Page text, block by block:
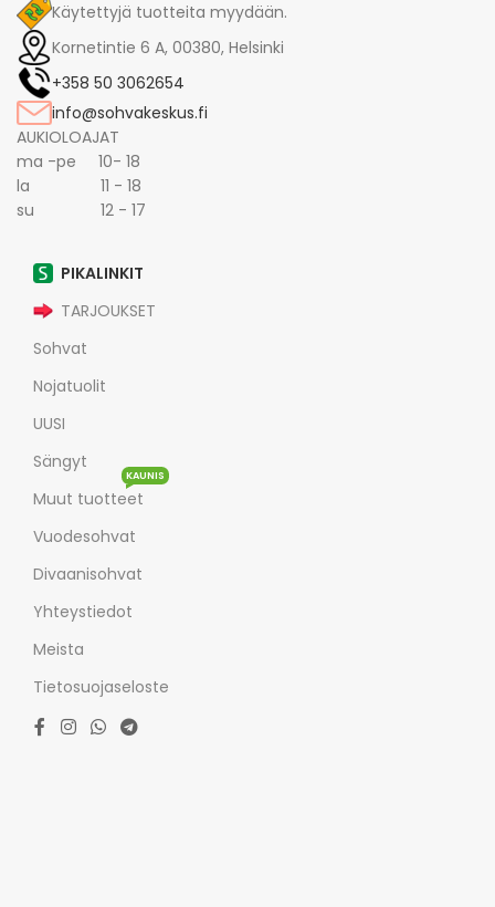
Käytettyjä tuotteita myydään.
Kornetintie 6 A, 00380, Helsinki
+358 50 3062654
info@sohvakeskus.fi
AUKIOLOAJAT
ma -pe 10- 18
la 11 - 18
su 12 - 17
PIKALINKIT
TARJOUKSET
Sohvat
Nojatuolit
UUSI
Sängyt
Muut tuotteet
KAUNIS
Vuodesohvat
Divaanisohvat
Yhteystiedot
Meista
Tietosuojaseloste